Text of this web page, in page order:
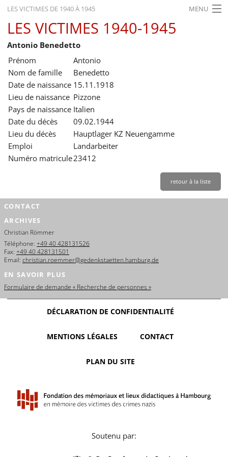
LES VICTIMES DE 1940 À 1945 MENU
ACCUEIL
ACTUALITÉS
EXPOSITIONS
HISTORIQUE
FORMATION
RECHERCHE
SERVICE
LES VICTIMES 1940-1945
Antonio Benedetto
Prénom
Antonio
Nom de famille
Benedetto
Date de naissance 15.11.1918
Lieu de naissance Pizzone
Pays de naissance Italien
Date du décès
09.02.1944
Lieu du décès
Hauptlager KZ Neuengamme
Emploi
Landarbeiter
Numéro matricule23412
retour à la liste
CONTACT
ARCHIVES
Christian Römmer
Téléphone: +49 40 428131526
Fax: +49 40 428131501
Email: christian.roemmer@gedenkstaetten.hamburg.de
EN SAVOIR PLUS
Formulaire de demande « Recherche de personnes »
DÉCLARATION DE CONFIDENTIALITÉ
MENTIONS LÉGALES CONTACT
PLAN DU SITE
Soutenu par: